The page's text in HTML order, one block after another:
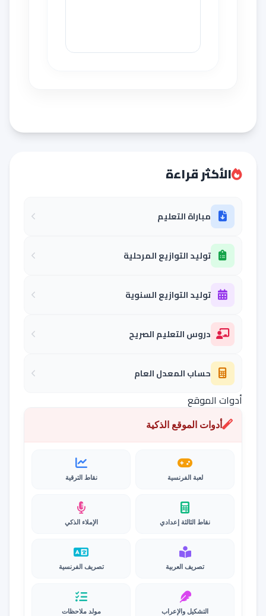
الأكثر قراءة
مباراة التعليم
توليد التوازيع المرحلية
توليد التوازيع السنوية
دروس التعليم الصريح
حساب المعدل العام
أدوات الموقع
أدوات الموقع الذكية
لعبة الفرنسية نقاط الترقية
نقاط الثالثة إعدادي الإملاء الذكي
تصريف العربية تصريف الفرنسية
التشكيل والإعراب مولد ملاحظات